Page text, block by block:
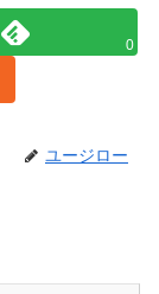
0
ユージロー